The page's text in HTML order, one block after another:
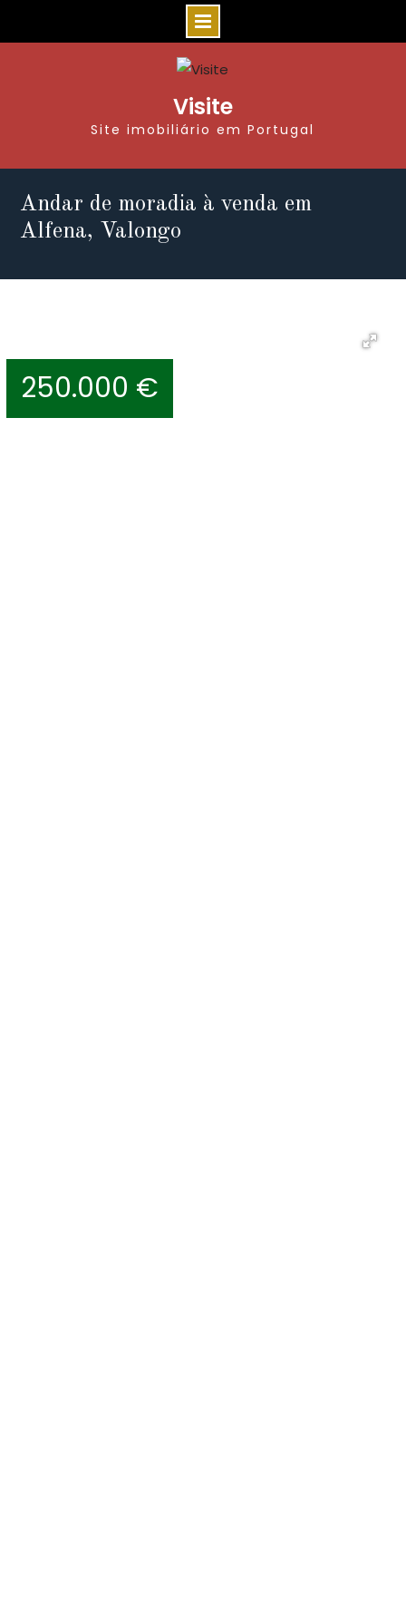
Visite
Site imobiliário em Portugal
Andar de moradia à venda em
Alfena, Valongo
250.000 €